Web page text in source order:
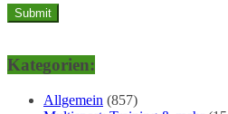
Kategorien:
Allgemein (857)